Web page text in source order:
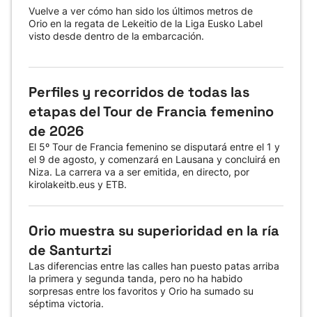
Vuelve a ver cómo han sido los últimos metros de
Orio en la regata de Lekeitio de la Liga Eusko Label
visto desde dentro de la embarcación.
Perfiles y recorridos de todas las
etapas del Tour de Francia femenino
de 2026
El 5º Tour de Francia femenino se disputará entre el 1 y
el 9 de agosto, y comenzará en Lausana y concluirá en
Niza. La carrera va a ser emitida, en directo, por
kirolakeitb.eus y ETB.
Orio muestra su superioridad en la ría
de Santurtzi
Las diferencias entre las calles han puesto patas arriba
la primera y segunda tanda, pero no ha habido
sorpresas entre los favoritos y Orio ha sumado su
séptima victoria.